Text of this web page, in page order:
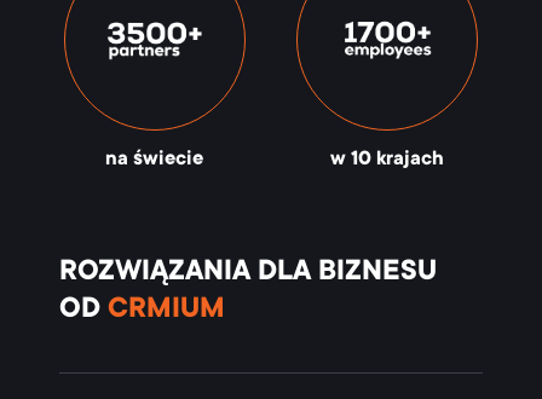
na świecie w 10 krajach
ROZWIĄZANIA DLA BIZNESU
OD CRMIUM